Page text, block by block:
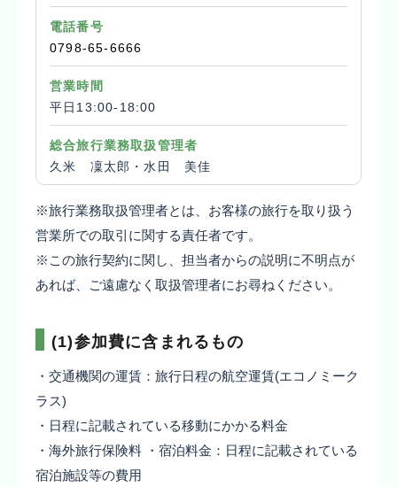
電話番号
0798-65-6666
営業時間
平日13:00-18:00
総合旅行業務取扱管理者
久米 凜太郎・水田 美佳
※旅行業務取扱管理者とは、お客様の旅行を取り扱う
営業所での取引に関する責任者です。
※この旅行契約に関し、担当者からの説明に不明点が
あれば、ご遠慮なく取扱管理者にお尋ねください。
(1)参加費に含まれるもの
・交通機関の運賃：旅行日程の航空運賃(エコノミーク
ラス)
・日程に記載されている移動にかかる料金
・海外旅行保険料 ・宿泊料金：日程に記載されている
宿泊施設等の費用